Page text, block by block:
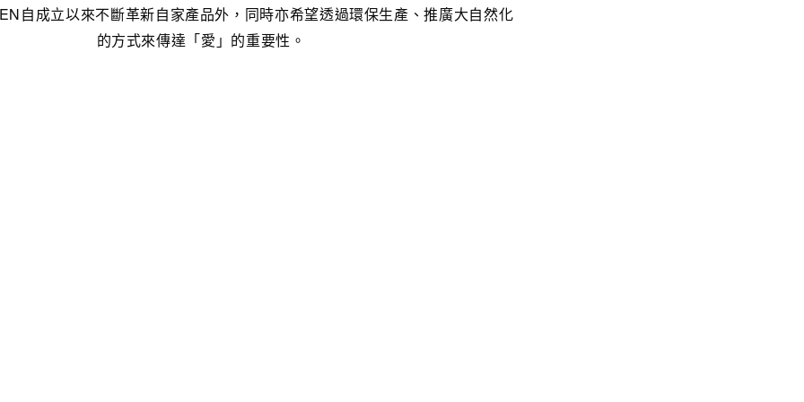
自成立以來不斷革新自家產品外，同時亦希望透過環保生產、推廣大自然化
的方式來傳達「愛」的重要性。